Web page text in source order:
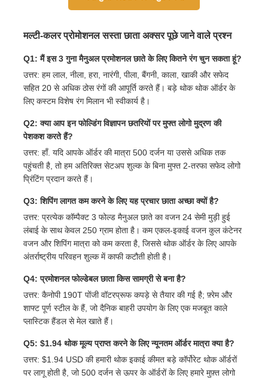
मल्टी-कलर प्रोमोशनल सस्ता छाता अक्सर पूछे जाने वाले प्रश्न
Q1: मैं इस 3 गुना मैनुअल प्रमोशनल छाते के लिए कितने रंग चुन सकता हूं?
उत्तर: हम लाल, नीला, हरा, नारंगी, पीला, बैंगनी, काला, खाकी और सफेद
सहित 20 से अधिक ठोस रंगों की आपूर्ति करते हैं। बड़े थोक थोक ऑर्डर के
लिए कस्टम विशेष रंग मिलान भी स्वीकार्य है।
Q2: क्या आप इन फोल्डिंग विज्ञापन छतरियों पर मुफ्त लोगो मुद्रण की
पेशकश करते हैं?
उत्तर: हाँ. यदि आपके ऑर्डर की मात्रा 500 दर्जन या उससे अधिक तक
पहुंचती है, तो हम अतिरिक्त सेटअप शुल्क के बिना मुफ्त 2-तरफा सफेद लोगो
प्रिंटिंग प्रदान करते हैं।
Q3: शिपिंग लागत कम करने के लिए यह प्रचार छाता अच्छा क्यों है?
उत्तर: प्रत्येक कॉम्पैक्ट 3 फोल्ड मैनुअल छाते का वजन 24 सेमी मुड़ी हुई
लंबाई के साथ केवल 250 ग्राम होता है। कम एकल-इकाई वजन कुल कंटेनर
वजन और शिपिंग मात्रा को कम करता है, जिससे थोक ऑर्डर के लिए आपके
अंतर्राष्ट्रीय परिवहन शुल्क में काफी कटौती होती है।
Q4: प्रमोशनल फोल्डेबल छाता किस सामग्री से बना है?
उत्तर: कैनोपी 190T पोंजी वॉटरप्रूफ कपड़े से तैयार की गई है; फ़्रेम और
शाफ्ट पूर्ण स्टील के हैं, जो दैनिक बाहरी उपयोग के लिए एक मजबूत काले
प्लास्टिक हैंडल से मेल खाते हैं।
Q5: $1.94 थोक मूल्य प्राप्त करने के लिए न्यूनतम ऑर्डर मात्रा क्या है?
उत्तर: $1.94 USD की हमारी थोक इकाई कीमत बड़े कॉर्पोरेट थोक ऑर्डरों
पर लागू होती है, जो 500 दर्जन से ऊपर के ऑर्डरों के लिए हमारे मुफ़्त लोगो